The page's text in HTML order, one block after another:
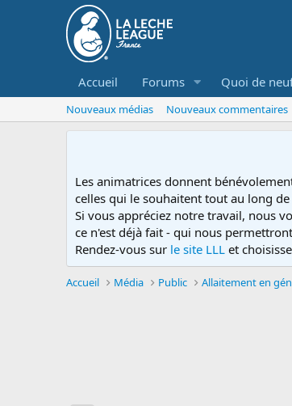
Accueil Forums Quoi de
Nouveaux médias Nouveaux commentaires
Les animatrices donnent
celles qui le souhaitent tout au long
Si vous appréciez notre travail, nous
ce n'est déjà fait - qui nous
Rendez-vous sur le site LLL et
Accueil Média Public Allaitement en